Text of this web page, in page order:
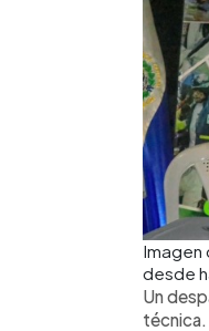
Imagen
desde
Un
técnica.